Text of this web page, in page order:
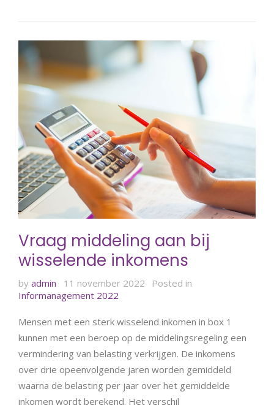
Vraag middeling aan bij
wisselende inkomens
by admin 11 november 2022
Posted in
Informanagement 2022
Mensen met een sterk wisselend inkomen in box 1
kunnen met een beroep op de middelingsregeling een
vermindering van belasting verkrijgen. De inkomens
over drie opeenvolgende jaren worden gemiddeld
waarna de belasting per jaar over het gemiddelde
inkomen wordt berekend. Het verschil